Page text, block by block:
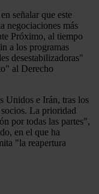
señalar que este
negociaciones más
Próximo, al tiempo
a los programas
desestabilizadoras"
al Derecho
Unidos e Irán, tras los
La prioridad
por todas las partes",
en el que ha
"la reapertura